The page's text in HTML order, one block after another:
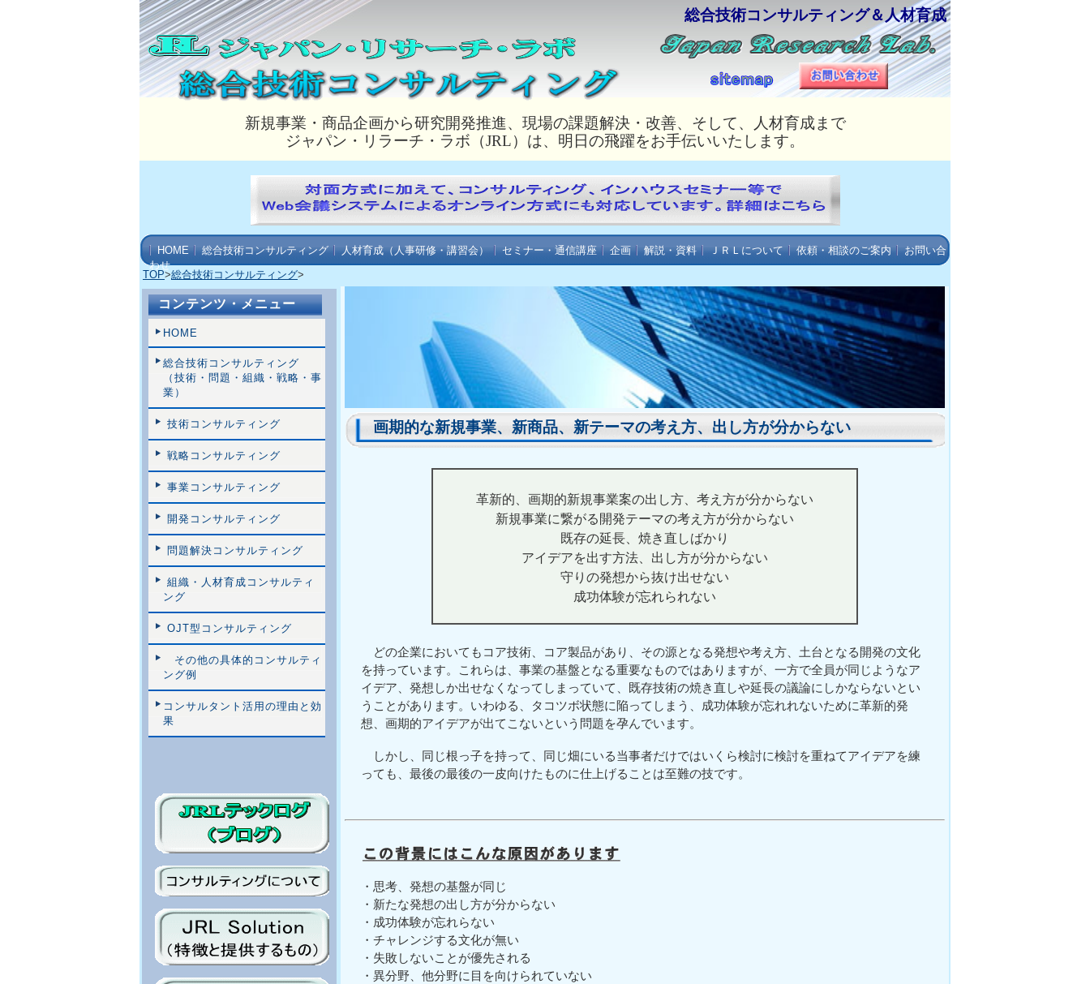
総合技術コンサルティング＆人材育成
新規事業・商品企画から研究開発推進、現場の課題解決・改善、そして、人材育成まで
ジャパン・リラーチ・ラボ（JRL）は、明日の飛躍をお手伝いいたします。
HOME 総合技術コンサルティング 人材育成（人事研修・講習会） セミナー・通信講座 企画 解説・資料 ＪＲＬについて 依頼・相談のご案内
お問い合
わせ
TOP>総合技術コンサルティング>
画期的な新規事業、新商品、新テーマの考え方、出し方が分からない
革新的、画期的新規事業案の出し方、考え方が分からない
新規事業に繋がる開発テーマの考え方が分からない
既存の延長、焼き直しばかり
アイデアを出す方法、出し方が分からない
守りの発想から抜け出せない
成功体験が忘れられない
どの企業においてもコア技術、コア製品があり、その源となる発想や考え方、土台となる開発の文化
を持っています。これらは、事業の基盤となる重要なものではありますが、一方で全員が同じようなア
イデア、発想しか出せなくなってしまっていて、既存技術の焼き直しや延長の議論にしかならないとい
うことがあります。いわゆる、タコツボ状態に陥ってしまう、成功体験が忘れれないために革新的発
想、画期的アイデアが出てこないという問題を孕んでいます。
しかし、同じ根っ子を持って、同じ畑にいる当事者だけではいくら検討に検討を重ねてアイデアを練
っても、最後の最後の一皮向けたものに仕上げることは至難の技です。
・思考、発想の基盤が同じ
・新たな発想の出し方が分からない
・成功体験が忘れらない
・チャレンジする文化が無い
・失敗しないことが優先される
・異分野、他分野に目を向けられていない
コンテンツ・メニュー
HOME
総合技術コンサルティング
（技術・問題・組織・戦略・事
業）
技術コンサルティング
戦略コンサルティング
事業コンサルティング
開発コンサルティング
問題解決コンサルティング
組織・人材育成コンサルティ
ング
OJT型コンサルティング
その他の具体的コンサルティ
ング例
コンサルタント活用の理由と効
果